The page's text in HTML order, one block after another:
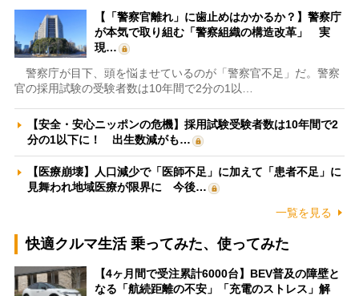
【「警察官離れ」に歯止めはかかるか？】警察庁
が本気で取り組む「警察組織の構造改革」 実
現…
警察庁が目下、頭を悩ませているのが「警察官不足」だ。警察
官の採用試験の受験者数は10年間で2分の1以…
【安全・安心ニッポンの危機】採用試験受験者数は10年間で2
分の1以下に！ 出生数減がも…
【医療崩壊】人口減少で「医師不足」に加えて「患者不足」に
見舞われ地域医療が限界に 今後…
一覧を見る
快適クルマ生活 乗ってみた、使ってみた
【4ヶ月間で受注累計6000台】BEV普及の障壁と
なる「航続距離の不安」「充電のストレス」解